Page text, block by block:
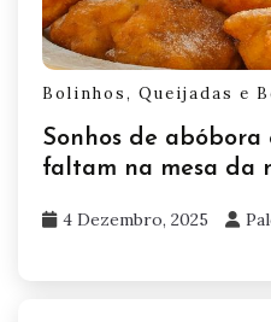
Bolinhos, Queijadas e
Sonhos de abóbora
faltam na mesa da
4 Dezembro, 2025